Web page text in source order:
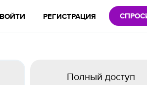
ВОЙТИ РЕГИСТРАЦИЯ
Полный доступ